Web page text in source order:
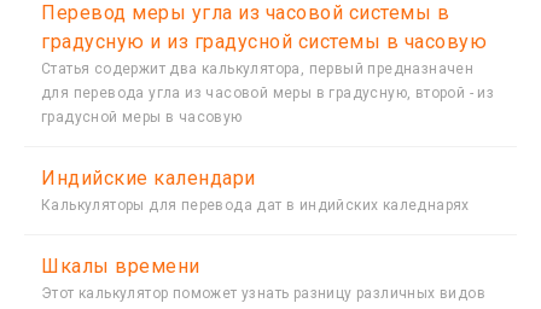
Перевод меры угла из часовой системы в
градусную и из градусной системы в часовую
Статья содержит два калькулятора, первый предназначен
для перевода угла из часовой меры в градусную, второй - из
градусной меры в часовую
Индийские календари
Калькуляторы для перевода дат в индийских каледнарях
Шкалы времени
Этот калькулятор поможет узнать разницу различных видов